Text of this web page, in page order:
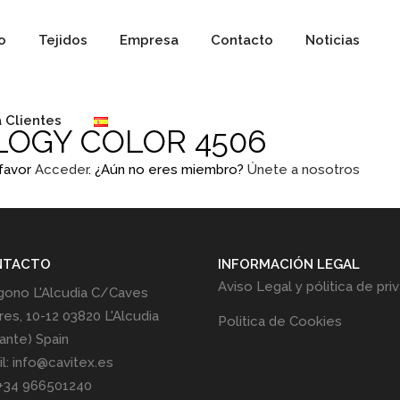
Tejidos Empresa Contacto Noticias
Clientes
COLOR 4506
Acceder. ¿Aún no eres miembro? Únete a nosotros
L'Alcudia C/Caves
10-12 03820 L'Alcudia
Spain
info@cavitex.es
966501240
INFORMACIÓN LEGAL
Aviso Legal y pólitica de
Politica de Cookies